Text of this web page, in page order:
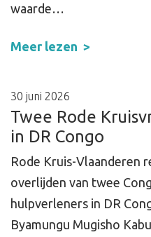
waarde…
Meer lezen
30 juni 2026
Twee Rode
in DR Congo
Rode Kruis-Vlaanderen
overlijden van twee
hulpverleners in DR
Byamungu Mugisho